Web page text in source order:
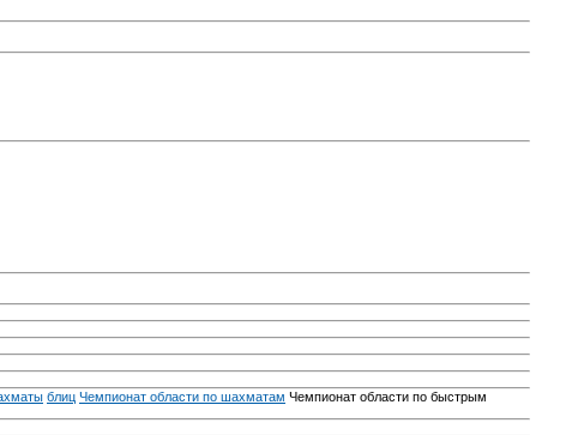
блиц Чемпионат области по шахматам Чемпионат области по быстрым